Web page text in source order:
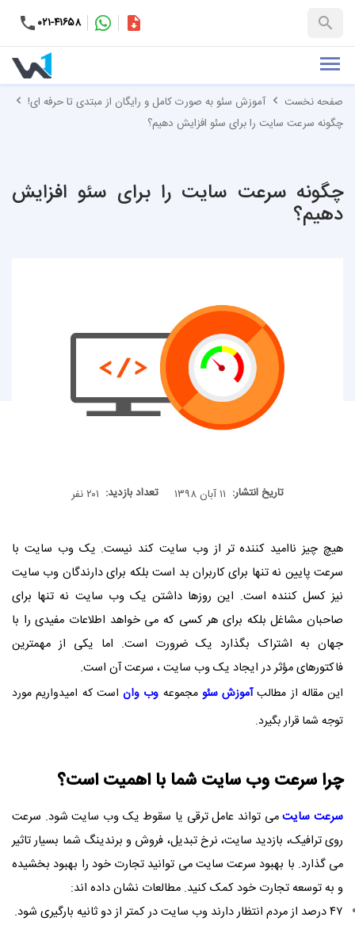
۰۲۱-۴۱۶۵۸
+۹۸-کاتالوگ
صفحه نخست
آموزش سئو به صورت کامل و رایگان از مبتدی تا حرفه ای!
چگونه سرعت سایت را برای سئو افزایش دهیم؟
چگونه سرعت سایت را برای سئو افزایش
دهیم؟
تاریخ انتشار: ۱۱ آبان ۱۳۹۸ تعداد بازدید: ۲۰۱ نفر
هیچ چیز ناامید کننده تر از وب سایت کند نیست. یک وب سایت با
سرعت پایین نه تنها برای کاربران بد است بلکه برای دارندگان وب سایت
نیز کسل کننده است. این روزها داشتن یک وب سایت نه تنها برای
صاحبان مشاغل بلکه برای هر کسی که می خواهد اطلاعات مفیدی را با
جهان به اشتراک بگذارد یک ضرورت است. اما یکی از مهمترین
فاکتورهای مؤثر در ایجاد یک وب سایت ، سرعت آن است.
این مقاله از مطالبآموزش سئو مجموعه وب وان است که امیدواریم مورد
توجه شما قرار بگیرد.
چرا سرعت وب سایت شما با اهمیت است؟
سرعت سایتمی تواند عامل ترقی یا سقوط یک وب سایت شود. سرعت
روی ترافیک، بازدید سایت، نرخ تبدیل، فروش و برندینگ شما بسیار تاثیر
می گذارد. با بهبود سرعت سایت می توانید تجارت خود را بهبود بخشیده
و به توسعه تجارت خود کمک کنید. مطالعات نشان داده اند:
۴۷ درصد از مردم انتظار دارند وب سایت در کمتر از دو ثانیه بارگیری شود.